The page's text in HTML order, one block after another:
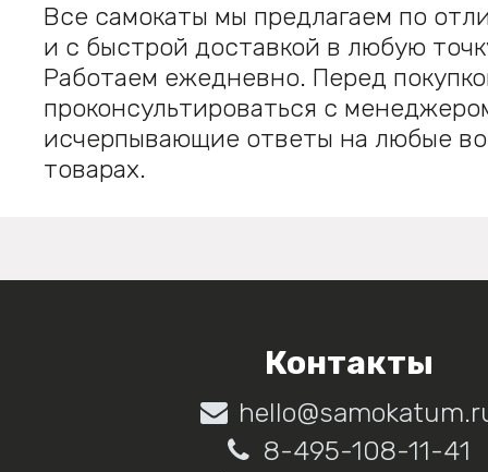
Все самокаты мы предлагаем по
и с быстрой доставкой в любую
Работаем ежедневно. Перед
проконсультироваться с
исчерпывающие ответы на любые
товарах.
Контакты
8-495-108-11-41